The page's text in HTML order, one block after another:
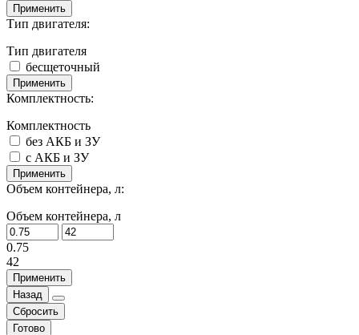
Применить
Тип двигателя:
Тип двигателя
бесщеточный
Применить
Комплектность:
Комплектность
без АКБ и ЗУ
с АКБ и ЗУ
Применить
Объем контейнера, л:
Объем контейнера, л
0.75
42
Применить
Назад
Сбросить
Готово